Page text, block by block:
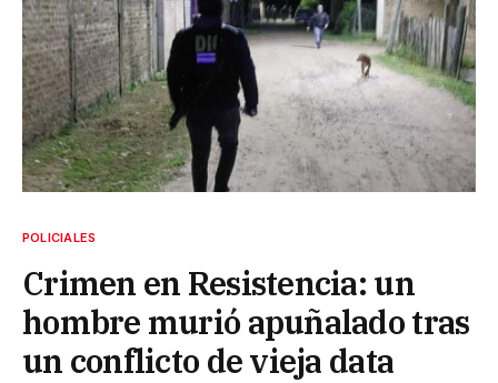
POLICIALES
Crimen en Resistencia: un
hombre murió apuñalado tras
un conflicto de vieja data